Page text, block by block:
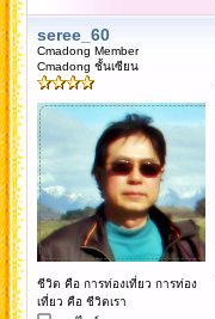
seree_60
Cmadong Member
Cmadong ชั้นเซียน
ชีวิต คือ การท่องเที่ยว การท่อง
เที่ยว คือ ชีวิตเรา